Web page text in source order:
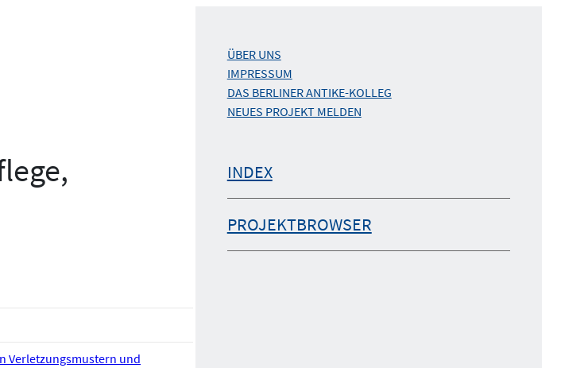
Verletzungsmustern und
ÜBER UNS
IMPRESSUM
DAS BERLINER ANTIKE-KOLLEG
NEUES PROJEKT MELDEN
INDEX
PROJEKTBROWSER